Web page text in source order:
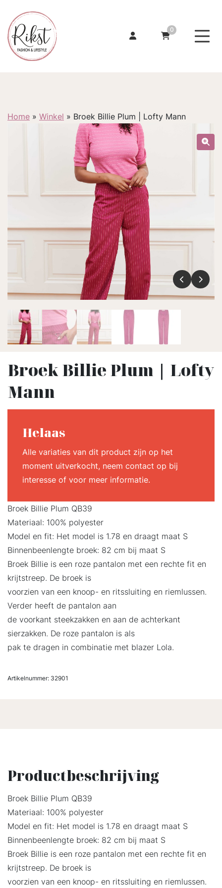
0
Home » Winkel » Broek Billie Plum | Lofty Mann
Broek Billie Plum | Lofty
Mann
Helaas
Alle variaties van dit product zijn op het
moment uitverkocht, neem contact op bij
interesse of voor meer informatie.
Broek Billie Plum QB39
Materiaal: 100% polyester
Model en fit: Het model is 1.78 en draagt maat S
Binnenbeenlengte broek: 82 cm bij maat S
Broek Billie is een roze pantalon met een rechte fit en
krijtstreep. De broek is
voorzien van een knoop- en ritssluiting en riemlussen.
Verder heeft de pantalon aan
de voorkant steekzakken en aan de achterkant
sierzakken. De roze pantalon is als
pak te dragen in combinatie met blazer Lola.
Artikelnummer: 32901
Productbeschrijving
Broek Billie Plum QB39
Materiaal: 100% polyester
Model en fit: Het model is 1.78 en draagt maat S
Binnenbeenlengte broek: 82 cm bij maat S
Broek Billie is een roze pantalon met een rechte fit en
krijtstreep. De broek is
voorzien van een knoop- en ritssluiting en riemlussen.